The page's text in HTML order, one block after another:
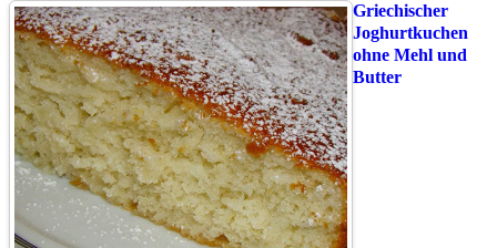
Griechischer
Joghurtkuchen
ohne Mehl und
Butter